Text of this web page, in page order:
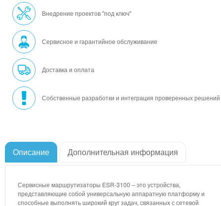
Внедрение проектов "под ключ"
Сервисное и гарантийное обслуживание
Доставка и оплата
Собственные разработки и интеграция проверенных решений
Описание Дополнительная информация
Сервисные маршрутизаторы ESR-3100 – это устройства,
представляющие собой универсальную аппаратную платформу и
способные выполнять широкий круг задач, связанных с сетевой